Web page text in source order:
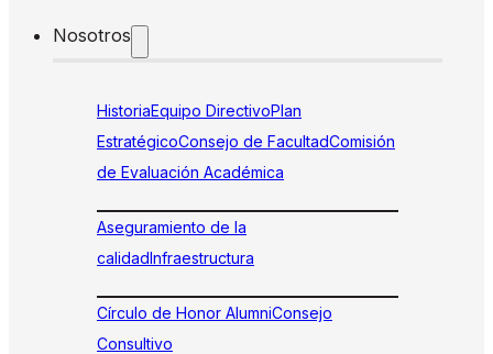
Nosotros
HistoriaEquipo DirectivoPlan
EstratégicoConsejo de FacultadComisión
de Evaluación Académica
Aseguramiento de la
calidadInfraestructura
Círculo de Honor AlumniConsejo
Consultivo